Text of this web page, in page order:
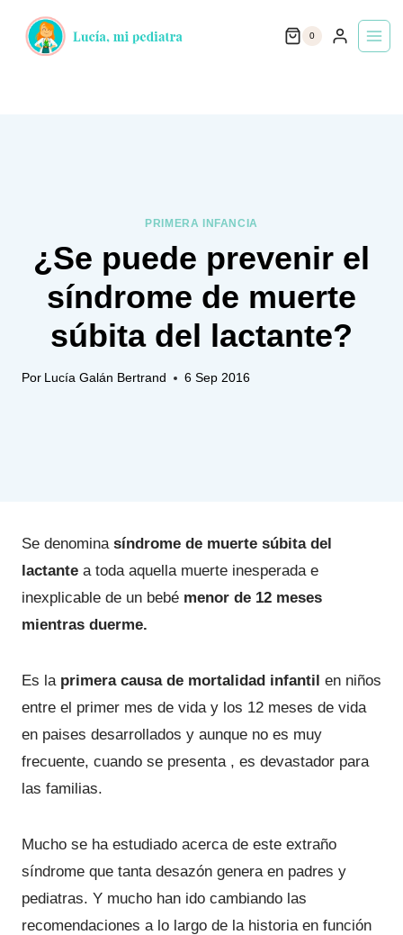
0
PRIMERA INFANCIA
¿Se puede prevenir el
síndrome de muerte
súbita del lactante?
Por Lucía Galán Bertrand 6 Sep 2016
Se denomina síndrome de muerte súbita del
lactante a toda aquella muerte inesperada e
inexplicable de un bebé menor de 12 meses
mientras duerme.
Es la primera causa de mortalidad infantil en niños
entre el primer mes de vida y los 12 meses de vida
en paises desarrollados y aunque no es muy
frecuente, cuando se presenta , es devastador para
las familias.
Mucho se ha estudiado acerca de este extraño
síndrome que tanta desazón genera en padres y
pediatras. Y mucho han ido cambiando las
recomendaciones a lo largo de la historia en función